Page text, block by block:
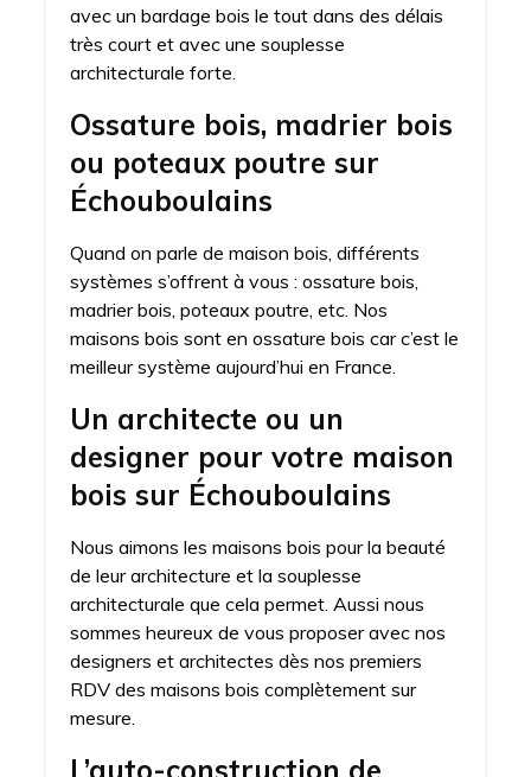
avec un bardage bois le tout dans des délais
très court et avec une souplesse
architecturale forte.
Ossature bois, madrier bois
ou poteaux poutre sur
Échouboulains
Quand on parle de maison bois, différents
systèmes s’offrent à vous : ossature bois,
madrier bois, poteaux poutre, etc. Nos
maisons bois sont en ossature bois car c’est le
meilleur système aujourd’hui en France.
Un architecte ou un
designer pour votre maison
bois sur Échouboulains
Nous aimons les maisons bois pour la beauté
de leur architecture et la souplesse
architecturale que cela permet. Aussi nous
sommes heureux de vous proposer avec nos
designers et architectes dès nos premiers
RDV des maisons bois complètement sur
mesure.
L’auto-construction de